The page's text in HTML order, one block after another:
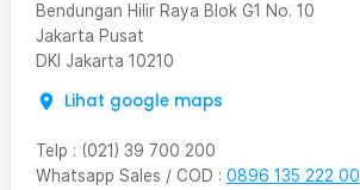
Bendungan Hilir Raya Blok G1 No. 10
Jakarta Pusat
DKI Jakarta 10210
Lihat google maps
Telp : (021) 39 700 200
Whatsapp Sales / COD : 0896 135 222 00